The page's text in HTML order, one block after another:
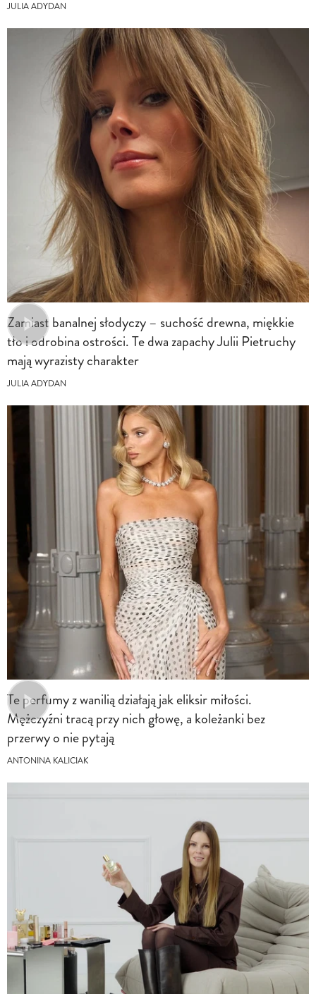
JULIA ADYDAN
Zamiast banalnej słodyczy – suchość drewna, miękkie
tło i odrobina ostrości. Te dwa zapachy Julii Pietruchy
mają wyrazisty charakter
JULIA ADYDAN
Te perfumy z wanilią działają jak eliksir miłości.
Mężczyźni tracą przy nich głowę, a koleżanki bez
przerwy o nie pytają
ANTONINA KALICIAK